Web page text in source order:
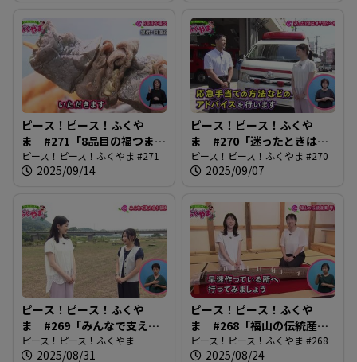
ピース！ピース！ふくや
ま #271「8品目の福つま
み」
ピース！ピース！ふくやま #271
2025/09/14
ピース！ピース！ふくや
ま #270「迷ったときは
#7119へ相談」
ピース！ピース！ふくやま #270
2025/09/07
ピース！ピース！ふくや
ま #269「みんなで支え合
う 認知症」
ピース！ピース！ふくやま
2025/08/31
ピース！ピース！ふくや
ま #268「福山の伝統産業
琴づくり」
ピース！ピース！ふくやま #268
2025/08/24